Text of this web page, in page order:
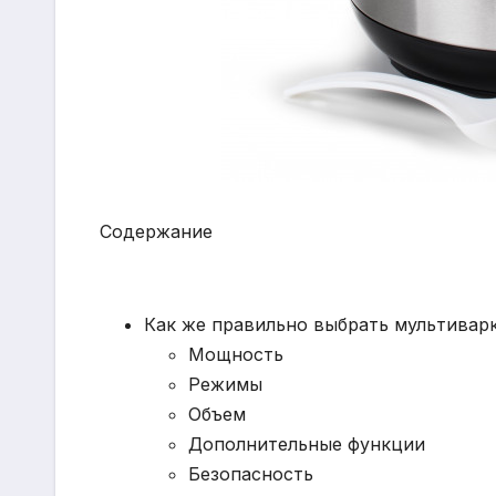
Содержание
Как же правильно выбрать
Мощность
Режимы
Объем
Дополнительные функции
Безопасность